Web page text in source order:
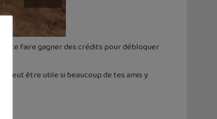
te faire gagner des crédits pour débloquer
peut être utile si beaucoup de tes amis y